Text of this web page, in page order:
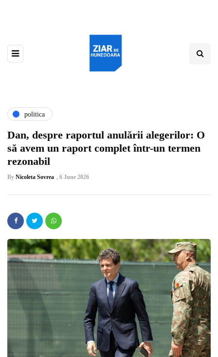
politica
Dan, despre raportul anulării alegerilor: O
să avem un raport complet într-un termen
rezonabil
By Nicoleta Sovrea , 6 June 2026